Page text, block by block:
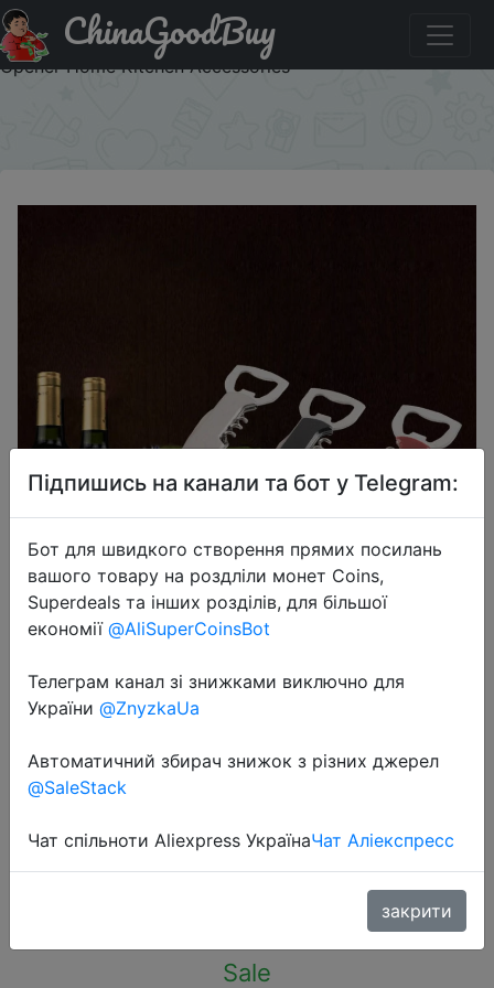
Придбати Multifunctional Bottle Opener Stainless Steel
Wine Opener Keychain Bottle Opener Jar Beer Bottle
Opener Home Kitchen Accessories
ChinaGoodBuy
Multifunctional Bottle Opener
Stainless Steel Wine Opener
Bottle Opener Home Kitchen
Accessories
$0.84
Sale
Підпишись на канали та бот у Telegram:
Бот для швидкого створення прямих посилань
вашого товару на роздліли монет Coins,
Superdeals та інших розділів, для більшої
економії @AliSuperCoinsBot
Телеграм канал зі знижками виключно для
України @ZnyzkaUa
Автоматичний збирач знижок з різних джерел
@SaleStack
Чат спільноти Aliexpress УкраїнаЧат Аліекспресс
закрити